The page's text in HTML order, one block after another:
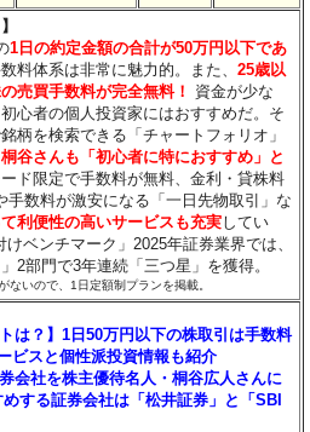
1日の約定金額の合計が50万円以下であ
料体系は非常に魅力的。また、25歳以
売買手数料が完全無料！
資金が少な
心者の個人投資家にはおすすめだ。そ
柄を検索できる「チャートフォリオ」
桐谷さんも「初心者に特におすすめ」と
ド限定で手数料が無料、金利・貸株料
手数料が激安になる「一日先物取引」な
利便性の高いサービスも充実してい
ベンチマーク」2025年証券業界では、
2部門で3年連続「三つ星」を獲得。
いので、1日定額制プランを掲載。
は？】1日50万円以下の株取引は手数料
ビスと個性派投資情報も紹介
会社を株主優待名人・桐谷広人さんに
する証券会社は「松井証券」と「SBI